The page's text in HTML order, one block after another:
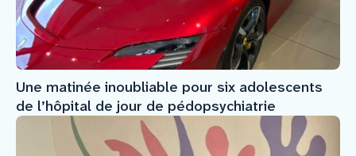
Une matinée inoubliable pour six adolescents
de l’hôpital de jour de pédopsychiatrie